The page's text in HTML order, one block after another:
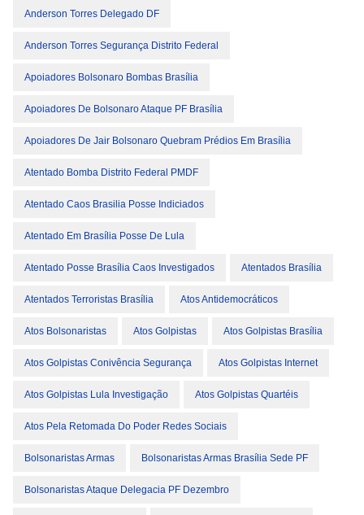
Anderson Torres Delegado DF
Anderson Torres Segurança Distrito Federal
Apoiadores Bolsonaro Bombas Brasília
Apoiadores De Bolsonaro Ataque PF Brasília
Apoiadores De Jair Bolsonaro Quebram Prédios Em Brasília
Atentado Bomba Distrito Federal PMDF
Atentado Caos Brasilia Posse Indiciados
Atentado Em Brasília Posse De Lula
Atentado Posse Brasília Caos Investigados Atentados Brasília
Atentados Terroristas Brasília Atos Antidemocráticos
Atos Bolsonaristas Atos Golpistas Atos Golpistas Brasília
Atos Golpistas Conivência Segurança Atos Golpistas Internet
Atos Golpistas Lula Investigação Atos Golpistas Quartéis
Atos Pela Retomada Do Poder Redes Sociais
Bolsonaristas Armas Bolsonaristas Armas Brasília Sede PF
Bolsonaristas Ataque Delegacia PF Dezembro